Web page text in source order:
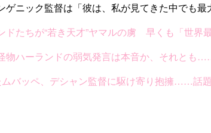
ニック監督は「彼は、私が見てきた中でも最
ちが“若き天才”ヤマルの虜 早くも「世界最
ハーランドの弱気発言は本音か、それとも
バッペ、デシャン監督に駆け寄り抱擁……話